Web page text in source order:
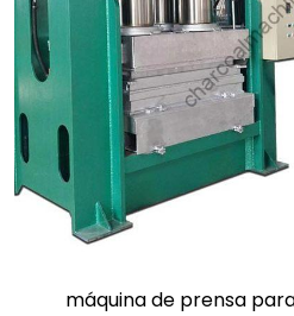
máquina de prensa